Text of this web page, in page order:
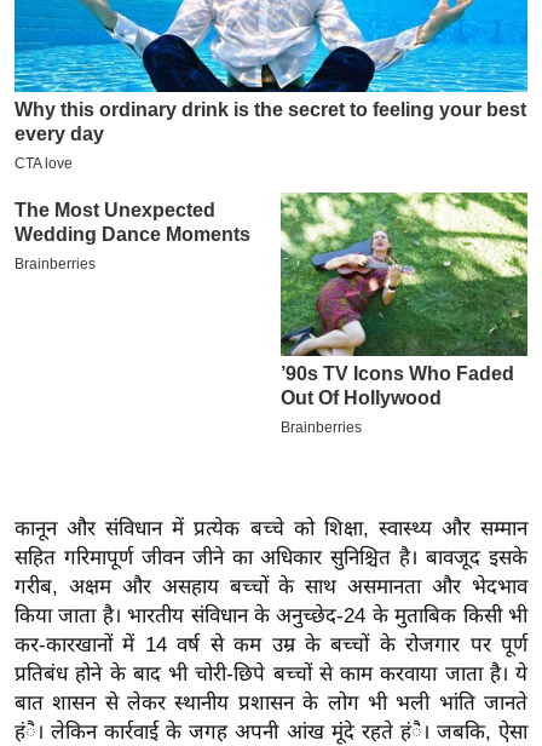
6
क्रा
इ
म
ई
-
पे
प
सा
ल
श
ख्सि
य
त
यं
कानून और संविधान में प्रत्येक बच्चे को शिक्षा, स्वास्थ्य और सम्मान
सहित गरिमापूर्ण जीवन जीने का अधिकार सुनिश्चित है। बावजूद इसके
गरीब, अक्षम और असहाय बच्चों के साथ असमानता और भेदभाव
किया जाता है। भारतीय संविधान के अनुच्छेद-24 के मुताबिक किसी भी
कर-कारखानों में 14 वर्ष से कम उम्र के बच्चों के रोजगार पर पूर्ण
प्रतिबंध होने के बाद भी चोरी-छिपे बच्चों से काम करवाया जाता है। ये
बात शासन से लेकर स्थानीय प्रशासन के लोग भी भली भांति जानते
हंै। लेकिन कार्रवाई के जगह अपनी आंख मूंदे रहते हंै। जबकि, ऐसा